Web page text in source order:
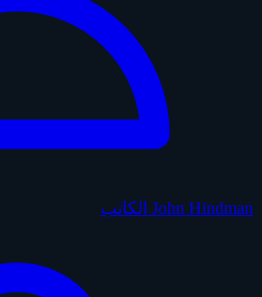
John Hindman الكاتب